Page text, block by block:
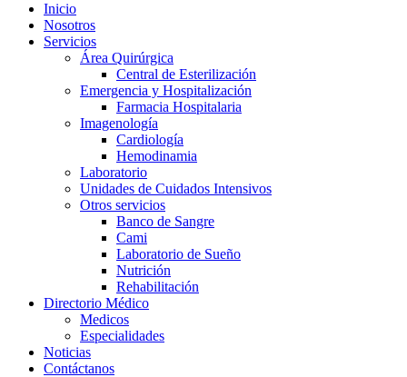
Inicio
Nosotros
Servicios
Área Quirúrgica
Central de Esterilización
Emergencia y Hospitalización
Farmacia Hospitalaria
Imagenología
Cardiología
Hemodinamia
Laboratorio
Unidades de Cuidados Intensivos
Otros servicios
Banco de Sangre
Cami
Laboratorio de Sueño
Nutrición
Rehabilitación
Directorio Médico
Medicos
Especialidades
Noticias
Contáctanos